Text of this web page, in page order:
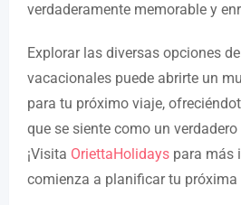
verdaderamente memorable y
Explorar las diversas opciones
vacacionales puede abrirte un
para tu próximo viaje,
que se siente como un
¡Visita OriettaHolidays para más
comienza a planificar tu